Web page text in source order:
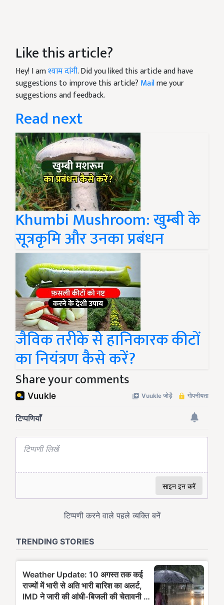
Like this article?
Hey! I amश्याम दांगी. Did you liked this article and have
suggestions to improve this article? Mailme your
suggestions and feedback.
Read next
Khumbi Mushroom: खुम्बी के
सूत्रकृमि और उनका प्रबंधन
जैविक तरीके से हानिकारक कीटों
का नियंत्रण कैसे करें?
Share your comments